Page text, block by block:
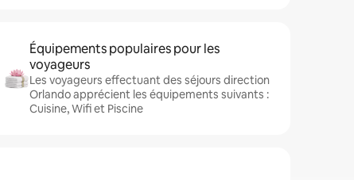
Équipements populaires pour les
voyageurs
Les voyageurs effectuant des séjours direction
Orlando apprécient les équipements suivants :
Cuisine, Wifi et Piscine